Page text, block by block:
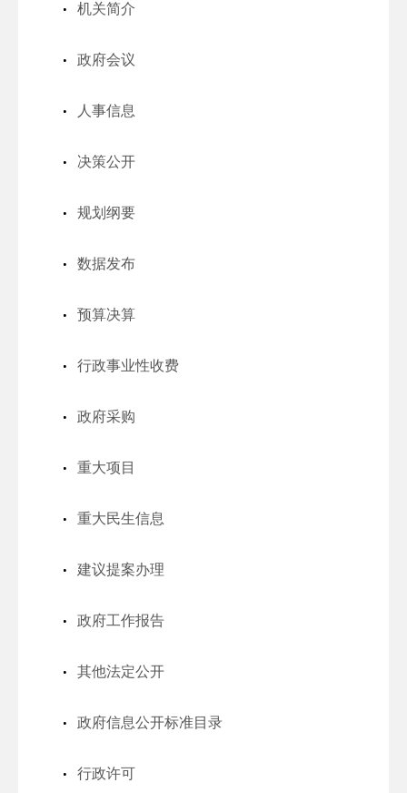
机关简介
政府会议
人事信息
决策公开
规划纲要
数据发布
预算决算
行政事业性收费
政府采购
重大项目
重大民生信息
建议提案办理
政府工作报告
其他法定公开
政府信息公开标准目录
行政许可